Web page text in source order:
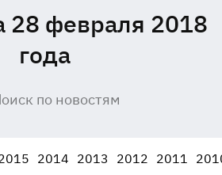
28 февраля 2018
года
2014 2013 2012 2011